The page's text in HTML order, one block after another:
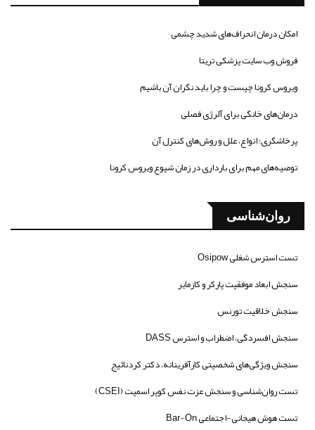
امکان درمان انحراف‌های شدید چشمی
فروش وب سایت پزشکی تریتا
ویروس کرونا چیست و چرا باید نگران آن باشیم
درمان‌های خانگی برای آلرژی فصلی
پرخاشگری؛ انواع، علل و روش‌های کنترل آن
توصیه‌های مهم برای بارداری در زمان شیوع ویروس کرونا
روان‌شناسی
تست استرس شغلی Osipow
سنجش ابعاد موفقیت پارکر و کازمایر
سنجش خلاقیت تورنس
سنجش افسردگی، اضطراب و استرس DASS
سنجش ویژگی‌های شخصیتی کارآفرینانه، دکتر کردنائیج
تست روان‌شناسی و سنجش عزت نفس کوپر اسمیت (CSEI)
تست هوش هیجانی-اجتماعی Bar-On